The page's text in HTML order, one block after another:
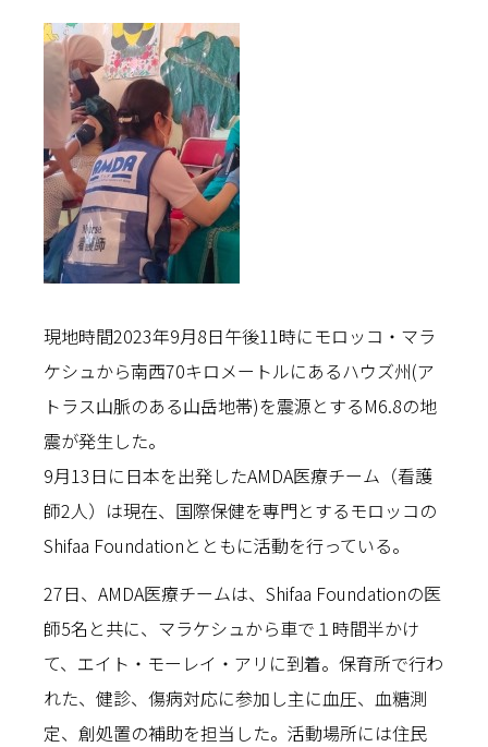
現地時間2023年9月8日午後11時にモロッコ・マラ
ケシュから南西70キロメートルにあるハウズ州(ア
トラス山脈のある山岳地帯)を震源とするM6.8の地
震が発生した。
9月13日に日本を出発したAMDA医療チーム（看護
師2人）は現在、国際保健を専門とするモロッコの
Shifaa Foundationとともに活動を行っている。
27日、AMDA医療チームは、Shifaa Foundationの医
師5名と共に、マラケシュから車で１時間半かけ
て、エイト・モーレイ・アリに到着。保育所で行わ
れた、健診、傷病対応に参加し主に血圧、血糖測
定、創処置の補助を担当した。活動場所には住民